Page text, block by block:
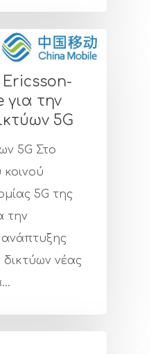
ESC to close
για την
5G
5G Στο
5G της
την
ανάπτυξης
νέας